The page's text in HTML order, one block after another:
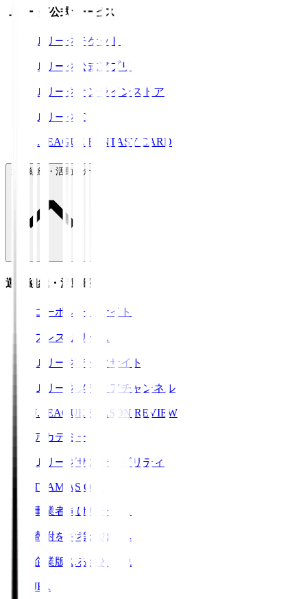
Ｊリーグ公式サービス
Ｊリーグチケット
Ｊリーグ公式アプリ
Ｊリーグオンラインストア
ＪリーグID
J.LEAGUE FANTASY CARD
運営組織・活動紹介
運営組織・活動紹介
コーポレートサイト
プレスリリース
Ｊリーグデータサイト
Ｊリーグメディアチャンネル
J.LEAGUE SEASON REVIEW
アカデミー
Ｊリーグサステナビリティ
TEAM AS ONE
事業者向けサービス
寄附をお考えの方へ
企業版ふるさと納税
JFA